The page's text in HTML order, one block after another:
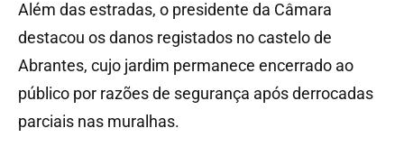
Além das estradas, o presidente da Câmara
destacou os danos registados no castelo de
Abrantes, cujo jardim permanece encerrado ao
público por razões de segurança após derrocadas
parciais nas muralhas.